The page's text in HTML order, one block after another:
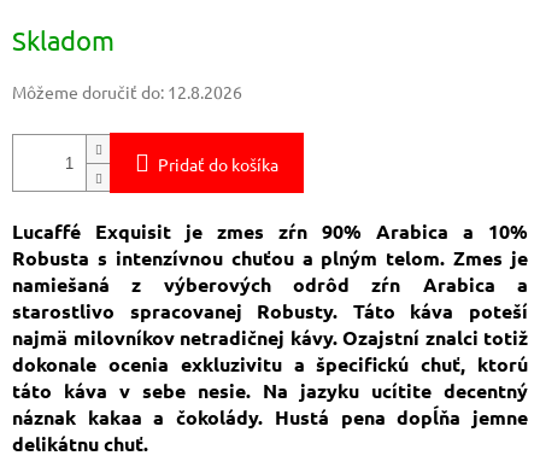
cena:
Skladom
Môžeme doručiť do: 12.8.2026
Pridať do košíka
Lucaffé Exquisit je zmes zŕn 90% Arabica a 10%
Robusta s intenzívnou chuťou a plným telom. Zmes je
namiešaná z výberových odrôd zŕn Arabica a
starostlivo spracovanej Robusty. Táto káva poteší
najmä milovníkov netradičnej kávy. Ozajstní znalci totiž
dokonale ocenia exkluzivitu a špecifickú chuť, ktorú
táto káva v sebe nesie. Na jazyku ucítite decentný
náznak kakaa a čokolády. Hustá pena dopĺňa jemne
delikátnu chuť.